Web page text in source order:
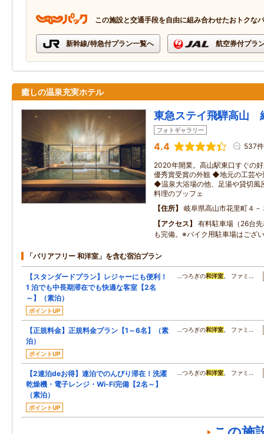
この施設と交通手段を自由に組み合わせたおトクな
新幹線/特急付プラン一覧へ 航空券付プラ
癒しの温泉充実ホテル
東急ステイ飛騨高山
フォトギャラリー
4.4 537件
2020年開業。高山駅東口すぐの
優秀賞受賞の外観 ◆地元の工芸や
◆温泉大浴場の他、足湯や貸切
料理のブッフェ
住所
岐阜県高山市花里町４－
アクセス
有料駐車場（26台
も完備。※バイク用駐車場はござ
「バリアフリー 和洋室」を含む宿泊プラン
【スタンダードプラン】レジャーにも便利！
1 泊でも中長期滞在でも快適な客室【2名
～】（素泊）
ポイントUP
…つろぎの和洋室 。 ファミ…
【正規料金】正規料金プラン【1～6名】（素
泊）
ポイントUP
…つろぎの和洋室 。 ファミ…
【2連泊deお得】連泊でのんびり滞在！洗濯
乾燥機・電子レンジ・Wi-Fi完備【2名～】
（素泊）
ポイントUP
…つろぎの和洋室 。 ファミ…